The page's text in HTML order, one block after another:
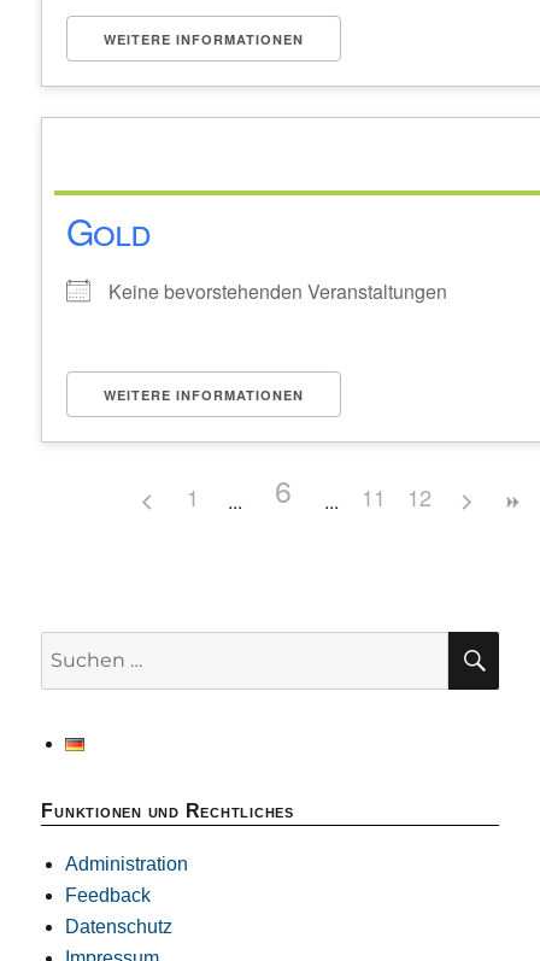
WEITERE INFORMATIONEN
Gold
Keine bevorstehenden Veranstaltungen
WEITERE INFORMATIONEN
1 6 11 12
Funktionen und Rechtliches
Administration
Feedback
Datenschutz